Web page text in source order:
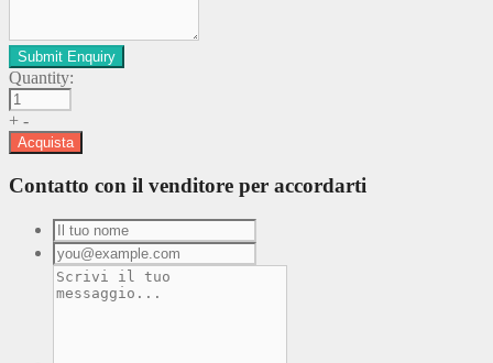
Quantity:
+ -
Acquista
Contatto con il venditore per accordarti